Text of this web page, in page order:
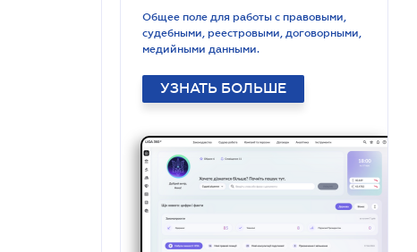
Общее поле для работы с правовыми,
судебными, реестровыми, договорными,
медийными данными.
УЗНАТЬ БОЛЬШЕ